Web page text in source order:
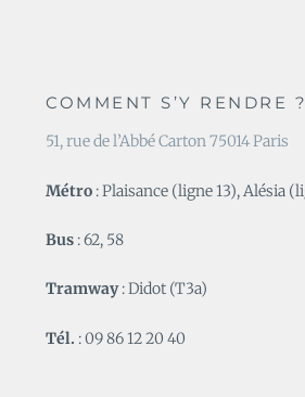
COMMENT S’Y RENDRE ?
51, rue de l’Abbé Carton 75014 Paris
Métro : Plaisance (ligne 13), Alésia
Bus : 62, 58
Tramway: Didot (T3a)
Tél. : 09 86 12 20 40